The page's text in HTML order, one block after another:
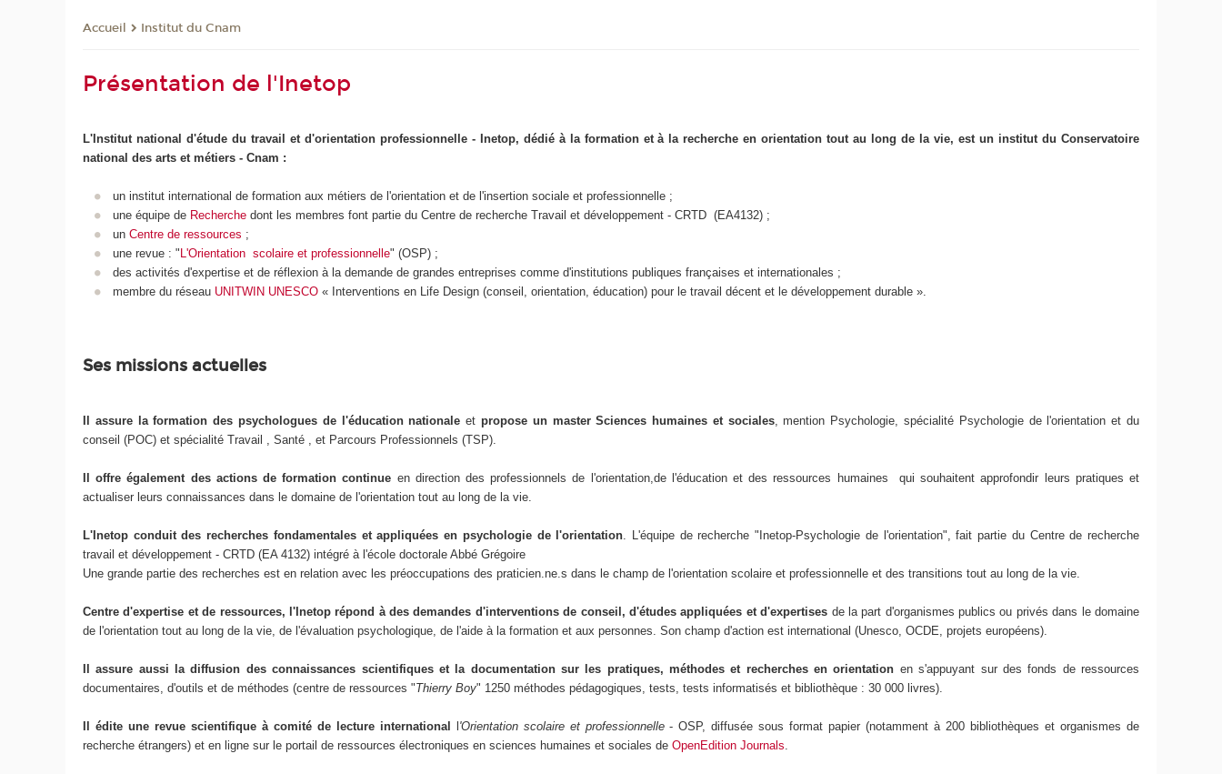
Accueil Institut du Cnam
Présentation de l'Inetop
L'Institut national d'étude du travail et d'orientation professionnelle - Inetop, dédié à la formation et à la recherche en orientation tout au long de la vie, est un institut du Conservatoire
national des arts et métiers - Cnam :
un institut international de formation aux métiers de l'orientation et de l'insertion sociale et professionnelle ;
une équipe de Recherchedont les membres font partie du Centre de recherche Travail et développement - CRTD (EA4132) ;
un Centre de ressources ;
une revue : "L'Orientation scolaire et professionnelle" (OSP) ;
des activités d'expertise et de réflexion à la demande de grandes entreprises comme d'institutions publiques françaises et internationales ;
membre du réseau UNITWIN UNESCO« Interventions en Life Design (conseil, orientation, éducation) pour le travail décent et le développement durable ».
Ses missions actuelles
Il assure la formation des psychologues de l'éducation nationaleet propose un master Sciences humaines et sociales, mention Psychologie, spécialité Psychologie de l'orientation et du
conseil (POC) et spécialité Travail , Santé , et Parcours Professionnels (TSP).
Il offre également des actions de formation continue en direction des professionnels de l'orientation,de l'éducation et des ressources humaines qui souhaitent approfondir leurs pratiques et
actualiser leurs connaissances dans le domaine de l'orientation tout au long de la vie.
L'Inetop conduit des recherches fondamentales et appliquées en psychologie de l'orientation . L'équipe de recherche "Inetop-Psychologie de l'orientation", fait partie du Centre de recherche
travail et développement - CRTD (EA 4132) intégré à l'école doctorale Abbé Grégoire
Une grande partie des recherches est en relation avec les préoccupations des praticien.ne.s dans le champ de l'orientation scolaire et professionnelle et des transitions tout au long de la vie.
Centre d'expertise et de ressources, l'Inetop répond à des demandes d'interventions de conseil, d'études appliquées et d'expertises de la part d'organismes publics ou privés dans le domaine
de l'orientation tout au long de la vie, de l'évaluation psychologique, de l'aide à la formation et aux personnes. Son champ d'action est international (Unesco, OCDE, projets européens).
Il assure aussi la diffusion des connaissances scientifiques et la documentation sur les pratiques, méthodes et recherches en orientation en s'appuyant sur des fonds de ressources
documentaires, d'outils et de méthodes (centre de ressources "Thierry Boy" 1250 méthodes pédagogiques, tests, tests informatisés et bibliothèque : 30 000 livres).
Il édite une revue scientifique à comité de lecture international l'Orientation scolaire et professionnelle- OSP, diffusée sous format papier (notamment à 200 bibliothèques et organismes de
recherche étrangers) et en ligne sur le portail de ressources électroniques en sciences humaines et sociales deOpenEdition Journals